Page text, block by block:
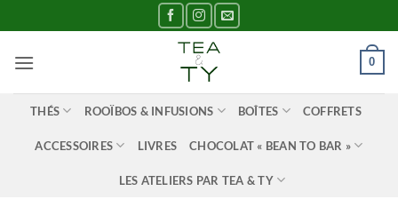
au
contenu
0
THÉS ROOÏBOS & INFUSIONS BOÎTES COFFRETS
ACCESSOIRES LIVRES CHOCOLAT « BEAN TO BAR »
LES ATELIERS PAR TEA & TY